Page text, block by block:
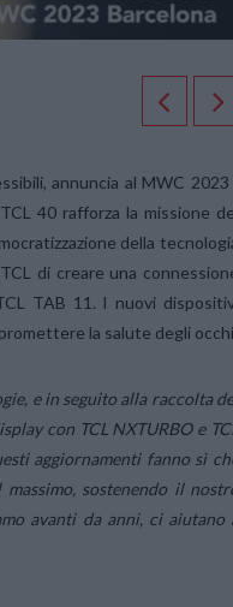
annuncia al MWC 2023
40 rafforza la missione
della
di creare una
TAB 11. I nuovi
la salute degli
e in seguito alla raccolta
con TCL NXTURBO e
aggiornamenti fanno sì
sostenendo il
avanti da anni, ci aiutano